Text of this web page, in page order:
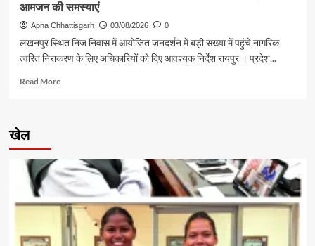
आमजन की समस्याएं
Apna Chhattisgarh 03/08/2026 0
लखनपुर स्थित निज निवास में आयोजित जनदर्शन में बड़ी संख्या में पहुंचे नागरिक
त्वरित निराकरण के लिए अधिकारियों को दिए आवश्यक निर्देश रायपुर । प्रदेश...
Read MoreRead
श्री
राजेश
अग्रवाल
ने
जनदर्शन
खेल